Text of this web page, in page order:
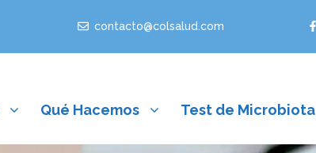
contacto@colsalud.com
Qué Hacemos Test de Microbiota